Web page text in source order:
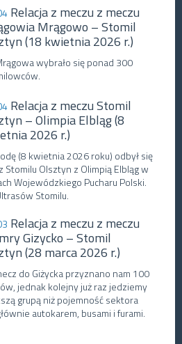
Relacja z meczu z meczu
Mrągowo – Stomil
(18 kwietnia 2026 r.)
wybrało się ponad 300
Relacja z meczu Stomil
– Olimpia Elbląg (8
2026 r.)
(8 kwietnia 2026 roku) odbył się
Stomilu Olsztyn z Olimpią Elbląg w
Wojewódzkiego Pucharu Polski.
Stomilu.
Relacja z meczu z meczu
Gizycko – Stomil
(28 marca 2026 r.)
do Giżycka przyznano nam 100
jednak kolejny już raz jedziemy
grupą niż pojemność sektora
autokarem, busami i furami.